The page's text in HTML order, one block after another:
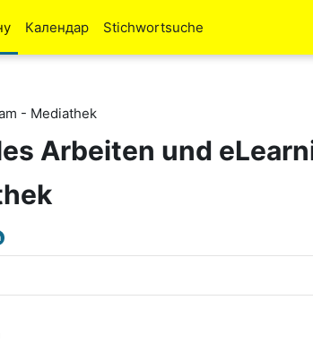
Календар Stichwortsuche
- Mediathek
Arbeiten und